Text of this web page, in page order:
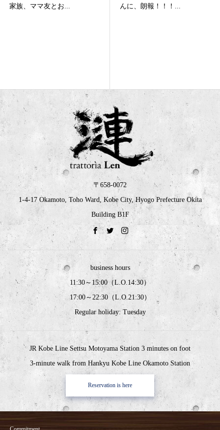
んに、朗報！！！...
素敵な思い出を♪ス...
〒658-0072
1-4-17 Okamoto, Toho Ward, Kobe City, Hyogo Prefecture Okita
Building B1F
business hours
11:30～15:00（L.O.14:30）
17:00～22:30（L.O.21:30）
Regular holiday: Tuesday
JR Kobe Line Settsu Motoyama Station 3 minutes on foot
3-minute walk from Hankyu Kobe Line Okamoto Station
Reservation is here